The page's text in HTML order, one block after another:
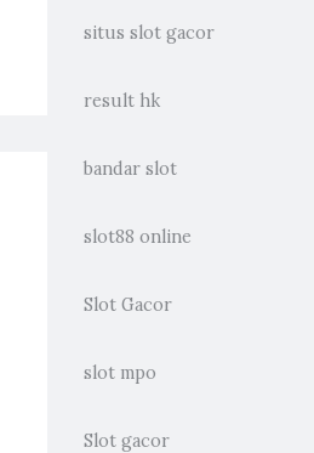
situs slot gacor
result hk
bandar slot
slot88 online
Slot Gacor
slot mpo
Slot gacor